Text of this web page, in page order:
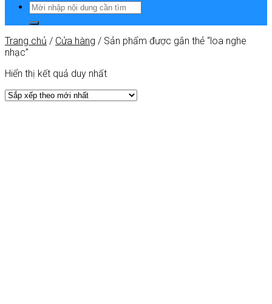
Trang chủ / Cửa hàng / Sản phẩm được gắn thẻ “loa nghe
nhạc”
Hiển thị kết quả duy nhất